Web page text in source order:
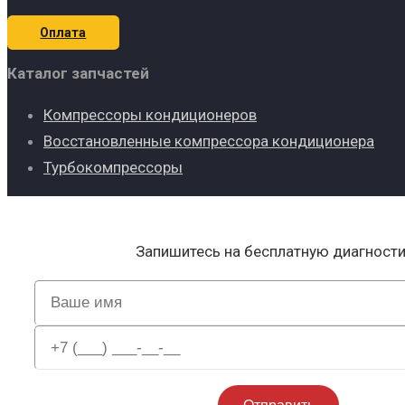
Оплата
Каталог запчастей
Компрессоры кондиционеров
Восстановленные компрессора кондиционера
Турбокомпрессоры
Запишитесь на бесплатную